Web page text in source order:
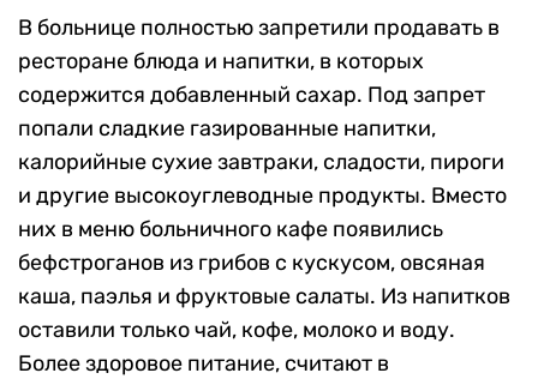
В больнице полностью запретили продавать в
ресторане блюда и напитки, в которых
содержится добавленный сахар. Под запрет
попали сладкие газированные напитки,
калорийные сухие завтраки, сладости, пироги
и другие высокоуглеводные продукты. Вместо
них в меню больничного кафе появились
бефстроганов из грибов с кускусом, овсяная
каша, паэлья и фруктовые салаты. Из напитков
оставили только чай, кофе, молоко и воду.
Более здоровое питание, считают в